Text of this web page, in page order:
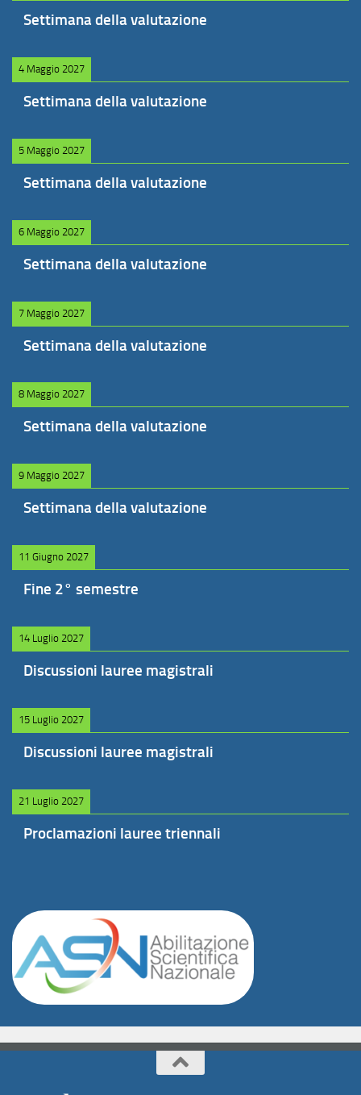
Settimana della valutazione
4 Maggio 2027
Settimana della valutazione
5 Maggio 2027
Settimana della valutazione
6 Maggio 2027
Settimana della valutazione
7 Maggio 2027
Settimana della valutazione
8 Maggio 2027
Settimana della valutazione
9 Maggio 2027
Settimana della valutazione
11 Giugno 2027
Fine 2° semestre
14 Luglio 2027
Discussioni lauree magistrali
15 Luglio 2027
Discussioni lauree magistrali
21 Luglio 2027
Proclamazioni lauree triennali